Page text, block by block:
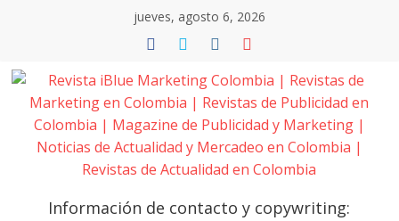
jueves, agosto 6, 2026
Revista
iBlue
Información de contacto y copywriting: